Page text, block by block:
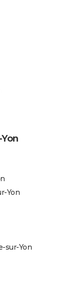
Yon
sur-Yon